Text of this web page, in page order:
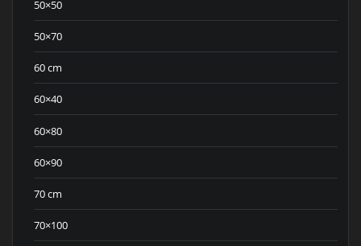
50×50
50×70
60 cm
60×40
60×80
60×90
70 cm
70×100